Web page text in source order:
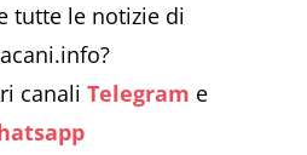
tutte le notizie di
canaliTelegram e